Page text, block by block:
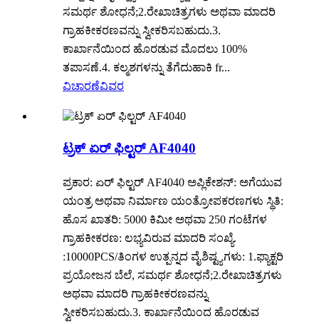
ಸಮರ್ಥ ಶೋಧನೆ;2.ರೇಖಾಚಿತ್ರಗಳು ಅಥವಾ ಮಾದರಿ
ಗ್ರಾಹಕೀಕರಣವನ್ನು ಸ್ವೀಕರಿಸಬಹುದು.3.
ಕಾರ್ಖಾನೆಯಿಂದ ಹೊರಡುವ ಮೊದಲು 100%
ತಪಾಸಣೆ.4. ಕಲ್ಮಶಗಳನ್ನು ತೆಗೆದುಹಾಕಿ fr...
ವಿಚಾರಣೆವಿವರ
ಟ್ರಕ್ ಏರ್ ಫಿಲ್ಟರ್ AF4040
ಪ್ರಕಾರ: ಏರ್ ಫಿಲ್ಟರ್ AF4040 ಅಪ್ಲಿಕೇಶನ್: ಅಗೆಯುವ
ಯಂತ್ರ ಅಥವಾ ನಿರ್ಮಾಣ ಯಂತ್ರೋಪಕರಣಗಳು ಸ್ಥಿತಿ:
ಹೊಸ ಖಾತರಿ: 5000 ಕಿಮೀ ಅಥವಾ 250 ಗಂಟೆಗಳ
ಗ್ರಾಹಕೀಕರಣ: ಲಭ್ಯವಿರುವ ಮಾದರಿ ಸಂಖ್ಯೆ.
:10000PCS/ತಿಂಗಳ ಉತ್ಪನ್ನದ ವೈಶಿಷ್ಟ್ಯಗಳು: 1.ಫ್ಯಾಕ್ಟರಿ
ಪ್ರಯೋಜನ ಬೆಲೆ, ಸಮರ್ಥ ಶೋಧನೆ;2.ರೇಖಾಚಿತ್ರಗಳು
ಅಥವಾ ಮಾದರಿ ಗ್ರಾಹಕೀಕರಣವನ್ನು
ಸ್ವೀಕರಿಸಬಹುದು.3. ಕಾರ್ಖಾನೆಯಿಂದ ಹೊರಡುವ